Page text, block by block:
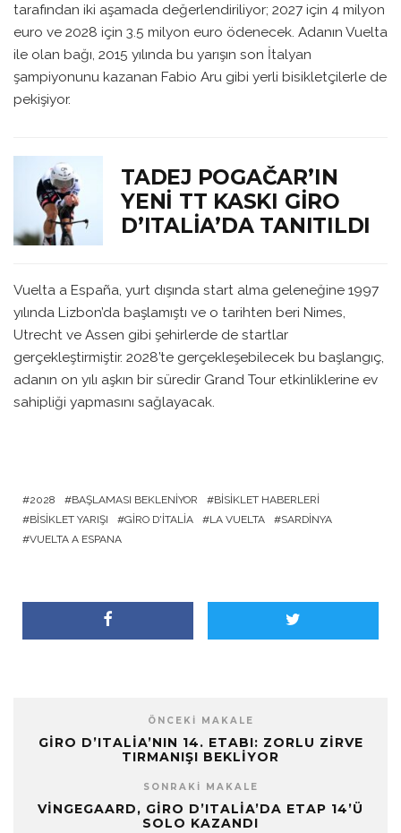
tarafından iki aşamada değerlendiriliyor; 2027 için 4 milyon
euro ve 2028 için 3.5 milyon euro ödenecek. Adanın Vuelta
ile olan bağı, 2015 yılında bu yarışın son İtalyan
şampiyonunu kazanan Fabio Aru gibi yerli bisikletçilerle de
pekişiyor.
TADEJ POGAČAR’IN
YENI TT KASKI GIRO
D’ITALIA’DA TANITILDI
Vuelta a España, yurt dışında start alma geleneğine 1997
yılında Lizbon’da başlamıştı ve o tarihten beri Nimes,
Utrecht ve Assen gibi şehirlerde de startlar
gerçekleştirmiştir. 2028’te gerçekleşebilecek bu başlangıç,
adanın on yılı aşkın bir süredir Grand Tour etkinliklerine ev
sahipliği yapmasını sağlayacak.
2028 BAŞLAMASI BEKLENIYOR
BISIKLET HABERLERI
BISIKLET YARIŞI
GIRO D'ITALIA LA VUELTA
SARDINYA
VUELTA A ESPANA
ÖNCEKI MAKALE
GIRO D’ITALIA’NIN 14. ETABI: ZORLU ZIRVE
TIRMANIŞI BEKLIYOR
SONRAKI MAKALE
VINGEGAARD, GIRO D’ITALIA’DA ETAP 14’Ü
SOLO KAZANDI